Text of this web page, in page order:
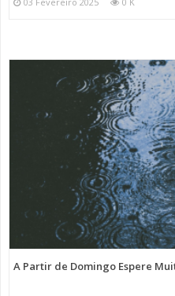
A Partir de Domingo Espere